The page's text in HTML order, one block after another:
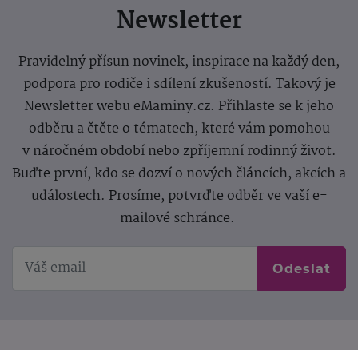
Newsletter
Pravidelný přísun novinek, inspirace na každý den,
podpora pro rodiče i sdílení zkušeností. Takový je
Newsletter webu eMaminy.cz. Přihlaste se k jeho
odběru a čtěte o tématech, které vám pomohou
v náročném období nebo zpříjemní rodinný život.
Buďte první, kdo se dozví o nových článcích, akcích a
událostech. Prosíme, potvrďte odběr ve vaší e-
mailové schránce.
Odeslat